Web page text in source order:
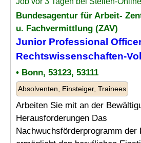
Bundesagentur für Arbeit-
u. Fachvermittlung (ZAV)
Junior Professional
Rechtswissenschaften-
• Bonn, 53123, 53111
Absolventen, Einsteiger, Trainees
Arbeiten Sie mit an der
Herausforderungen Das
Nachwuchsförderprogramm der